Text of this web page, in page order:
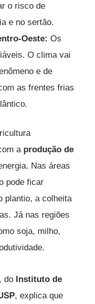
o risco de
e no sertão.
Oeste: Os
O clima vai
e de
as frentes frias
a produção de
Nas áreas
pode ficar
plantio, a colheita
Já nas regiões
soja, milho,
, do Instituto de
, explica que